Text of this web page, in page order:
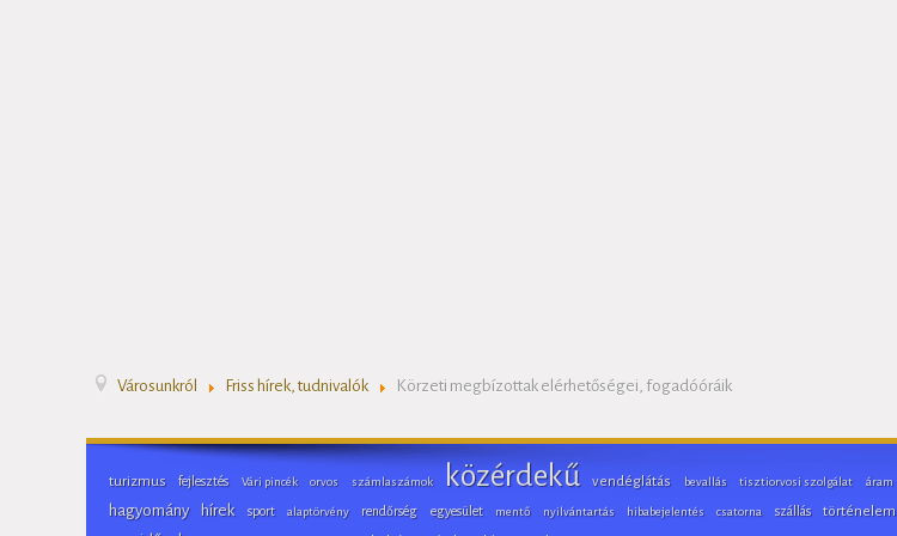
Városunkról Friss hírek, tudnivalók Körzeti megbízottak elérhetőségei, fogadóóráik
turizmus fejlesztés Vári pincék orvos számlaszámok közérdekű vendéglátás bevallás tisztiorvosi szolgálat áram
hagyomány hírek sport alaptörvény rendőrség egyesület mentő nyilvántartás hibabejelentés csatorna szállás történelem